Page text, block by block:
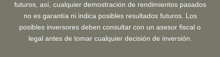
futuros, así, cualquier demostración de rendimientos pasados
no es garantía ni indica posibles resultados futuros. Los
posibles inversores deben consultar con un asesor fiscal o
legal antes de tomar cualquier decisión de inversión.